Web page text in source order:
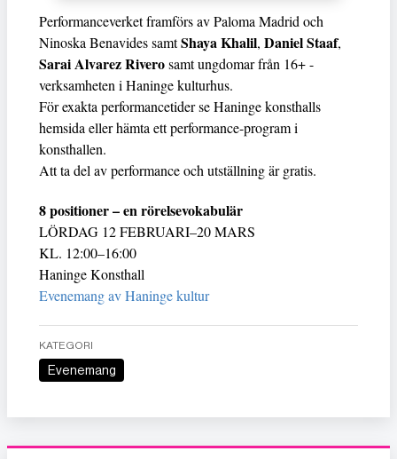
Performanceverket framförs av Paloma Madrid och
Ninoska Benavides samtShaya Khalil, Daniel Staaf,
Sarai Alvarez Riverosamt ungdomar från 16+ -
verksamheten i Haninge kulturhus.
För exakta performancetider se Haninge konsthalls
hemsida eller hämta ett performance-program i
konsthallen.
Att ta del av performance och utställning är gratis.
8 positioner – en rörelsevokabulär
LÖRDAG 12 FEBRUARI–20 MARS
KL. 12:00–16:00
Haninge Konsthall
Evenemang av Haninge kultur
KATEGORI
Evenemang